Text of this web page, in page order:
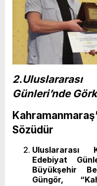
Günleri’nde
Sözüdür
Uluslararası
Edebiyat
Büyükşehir
Güngör,